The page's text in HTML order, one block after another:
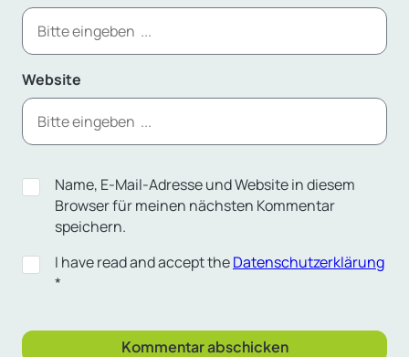
Website
Name, E-Mail-Adresse und Website in diesem
Browser für meinen nächsten Kommentar
speichern.
I have read and accept theDatenschutzerklärung
*